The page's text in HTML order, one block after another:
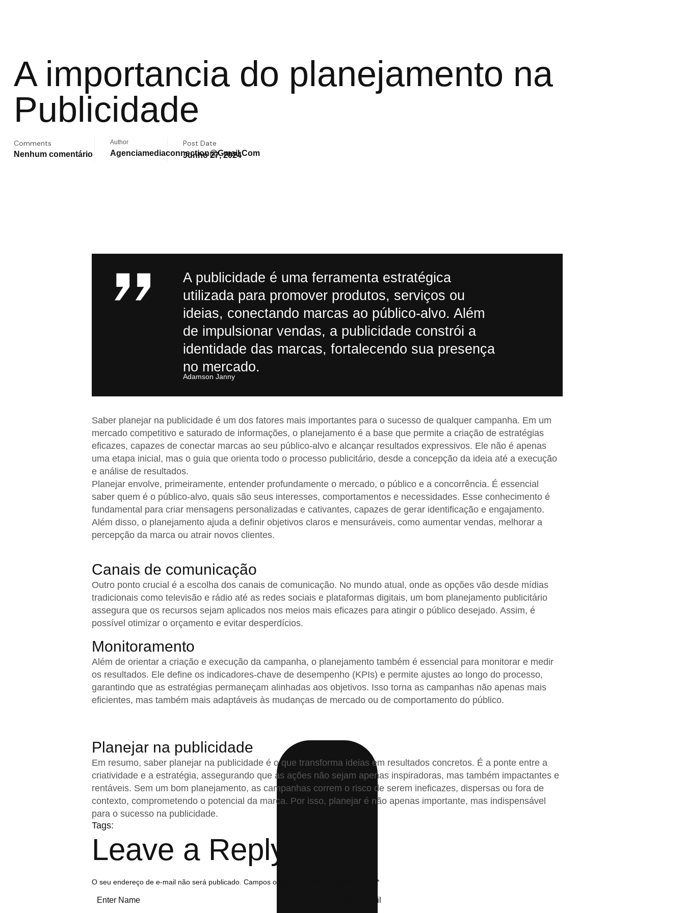
A importancia do planejamento na
Publicidade
Comments
Nenhum comentário
Author
Agenciamediaconnection@gmail.com
Post Date
Junho 27, 2024
A publicidade é uma ferramenta estratégica
utilizada para promover produtos, serviços ou
ideias, conectando marcas ao público-alvo. Além
de impulsionar vendas, a publicidade constrói a
identidade das marcas, fortalecendo sua presença
no mercado.
Adamson Janny​
Saber planejar na publicidade é um dos fatores mais importantes para o sucesso de qualquer campanha. Em um
mercado competitivo e saturado de informações, o planejamento é a base que permite a criação de estratégias
eficazes, capazes de conectar marcas ao seu público-alvo e alcançar resultados expressivos. Ele não é apenas
uma etapa inicial, mas o guia que orienta todo o processo publicitário, desde a concepção da ideia até a execução
e análise de resultados.
Planejar envolve, primeiramente, entender profundamente o mercado, o público e a concorrência. É essencial
saber quem é o público-alvo, quais são seus interesses, comportamentos e necessidades. Esse conhecimento é
fundamental para criar mensagens personalizadas e cativantes, capazes de gerar identificação e engajamento.
Além disso, o planejamento ajuda a definir objetivos claros e mensuráveis, como aumentar vendas, melhorar a
percepção da marca ou atrair novos clientes.
Canais de comunicação
Outro ponto crucial é a escolha dos canais de comunicação. No mundo atual, onde as opções vão desde mídias
tradicionais como televisão e rádio até as redes sociais e plataformas digitais, um bom planejamento publicitário
assegura que os recursos sejam aplicados nos meios mais eficazes para atingir o público desejado. Assim, é
possível otimizar o orçamento e evitar desperdícios.
Monitoramento
Além de orientar a criação e execução da campanha, o planejamento também é essencial para monitorar e medir
os resultados. Ele define os indicadores-chave de desempenho (KPIs) e permite ajustes ao longo do processo,
garantindo que as estratégias permaneçam alinhadas aos objetivos. Isso torna as campanhas não apenas mais
eficientes, mas também mais adaptáveis às mudanças de mercado ou de comportamento do público.
Planejar na publicidade
Em resumo, saber planejar na publicidade é o que transforma ideias em resultados concretos. É a ponte entre a
criatividade e a estratégia, assegurando que as ações não sejam apenas inspiradoras, mas também impactantes e
rentáveis. Sem um bom planejamento, as campanhas correm o risco de serem ineficazes, dispersas ou fora de
contexto, comprometendo o potencial da marca. Por isso, planejar é não apenas importante, mas indispensável
para o sucesso na publicidade.
Tags:
Leave a Reply
O seu endereço de e-mail não será publicado. Campos obrigatórios são marcados com *